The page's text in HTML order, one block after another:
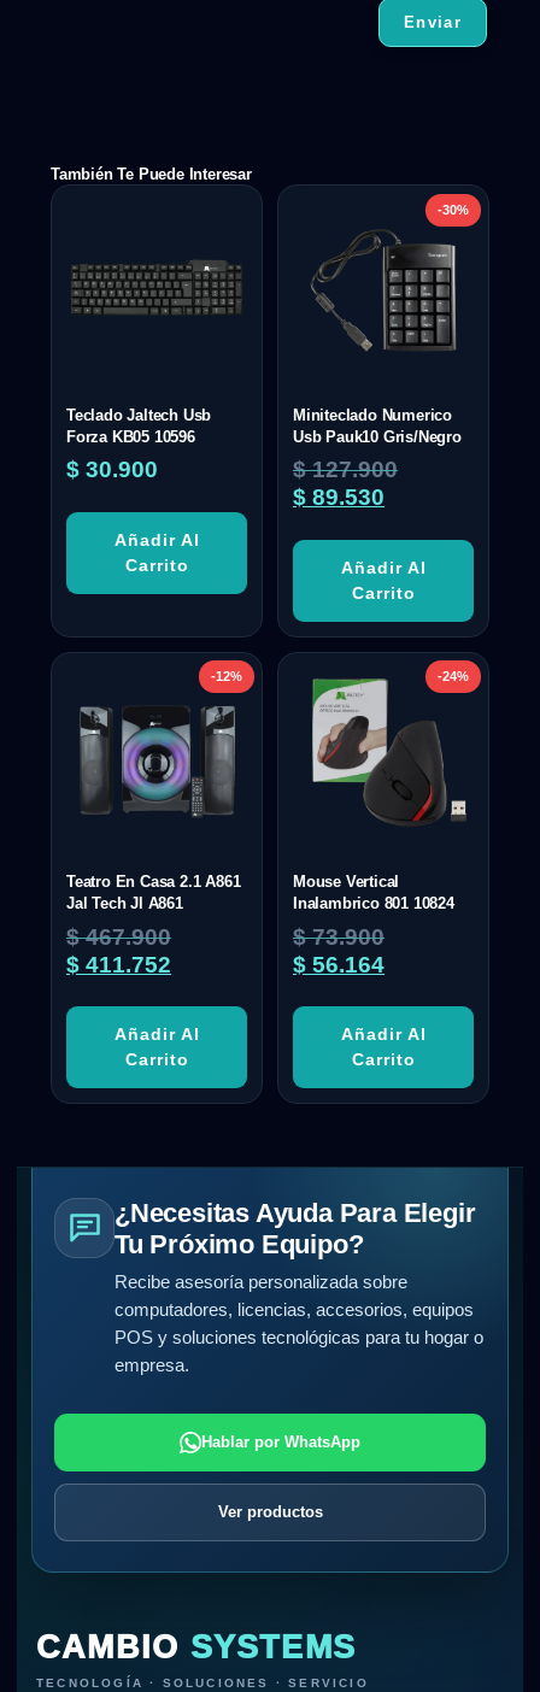
También Te Puede Interesar
Teclado Jaltech Usb
Forza KB05 10596
$ 30.900
Añadir Al
Carrito
-30%
Miniteclado Numerico
Usb Pauk10 Gris/Negro
$127.900
$ 89.530
Añadir Al
Carrito
-12%
Teatro En Casa 2.1 A861
Jal Tech Jl A861
$467.900
$ 411.752
Añadir Al
Carrito
-24%
Mouse Vertical
Inalambrico 801 10824
$73.900
$ 56.164
Añadir Al
Carrito
¿Necesitas Ayuda Para Elegir
Tu Próximo Equipo?
Recibe asesoría personalizada sobre
computadores, licencias, accesorios, equipos
POS y soluciones tecnológicas para tu hogar o
empresa.
Hablar por WhatsApp
Ver productos
CAMBIO SYSTEMS
TECNOLOGÍA · SOLUCIONES · SERVICIO